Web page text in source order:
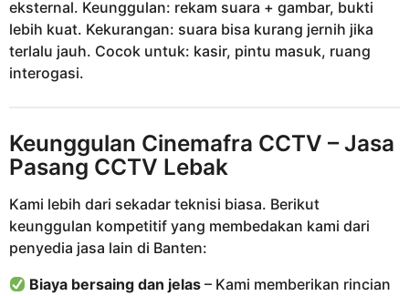
eksternal. Keunggulan: rekam suara + gambar, bukti
lebih kuat. Kekurangan: suara bisa kurang jernih jika
terlalu jauh. Cocok untuk: kasir, pintu masuk, ruang
interogasi.
Keunggulan Cinemafra CCTV – Jasa
Pasang CCTV Lebak
Kami lebih dari sekadar teknisi biasa. Berikut
keunggulan kompetitif yang membedakan kami dari
penyedia jasa lain di Banten:
Biaya bersaing dan jelas – Kami memberikan rincian